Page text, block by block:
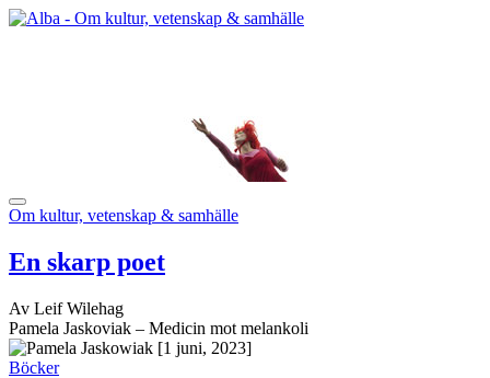
Om kultur, vetenskap & samhälle
En skarp poet
Av Leif Wilehag
Pamela Jaskoviak – Medicin mot melankoli
[1 juni, 2023]
Böcker